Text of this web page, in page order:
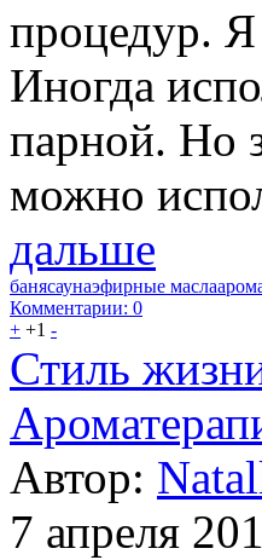
процедур.
Иногда
парной. Но
можно
дальше
банясаунаэфирные масла
Комментарии: 0
+ +1 -
Стиль
Автор:
7 апреля